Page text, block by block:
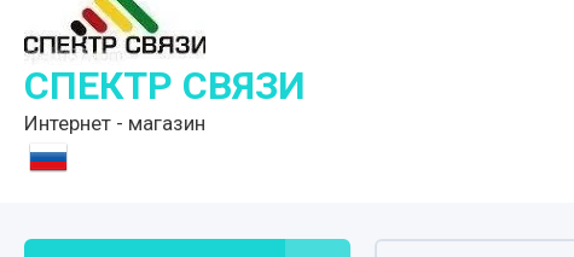
СПЕКТР СВЯЗИ
Интернет - магазин